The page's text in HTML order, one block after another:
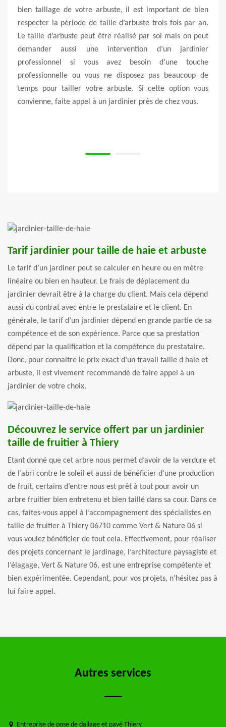
bien taillage de votre arbuste, il est important de bien
respecter la période de taille d’arbuste trois fois par an.
Le taille d’arbuste peut être réalisé par soi mais on peut
demander aussi une intervention d’un jardinier
professionnel si vous avez besoin d’une touche
professionnelle ou vous ne disposez pas beaucoup de
temps pour tailler votre arbuste. Si cette option vous
convienne, faite appel à un jardinier près de chez vous.
Tarif jardinier pour taille de haie et arbuste
Le tarif d’un jardiner peut se calculer en heure ou en mètre
linéaire ou bien en hauteur. Le frais de déplacement du
jardinier devrait être à la charge du client. Mais cela dépend
aussi du contrat avec entre le prestataire et le client. En
générale, le tarif d’un jardinier dépend en grande partie de sa
compétence et de son expérience. Parce que sa prestation
dépend par la qualification et la compétence du prestataire.
Donc, pour connaitre le prix exact d’un travail taille d haie et
arbuste, il est vivement recommandé de faire appel à un
jardinier de votre choix.
Découvrez le service offert par un jardinier
taille de fruitier à Thiery
Etant donné que cet arbre nous permet d’avoir de la verdure et
de l’abri contre le soleil et aussi de bénéficier d’une production
de fruit, certains d’entre nous est prêt à tout pour avoir un
arbre fruitier bien entretenu et bien taillé dans sa cour. Dans ce
cas, faites-vous appel à l’accompagnement des spécialistes en
taille de fruitier à Thiery 06710 comme Vert & Nature 06 si
vous voulez bénéficier de tout cela. Effectivement, pour réaliser
des projets concernant le jardinage, l’architecture paysagiste et
l’élagage, Vert & Nature 06, est une entreprise compétente et
bien expérimentée. Cependant, pour vos projets, n’hésitez pas à
lui faire appel.
Autres services
Entreprise de pose de dallage et pavé Thiery